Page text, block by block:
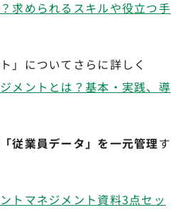
求められるスキルや役立つ手
」についてさらに詳しく
メントとは？基本・実践、導
従業員データ」を一元管理す
トマネジメント資料3点セッ